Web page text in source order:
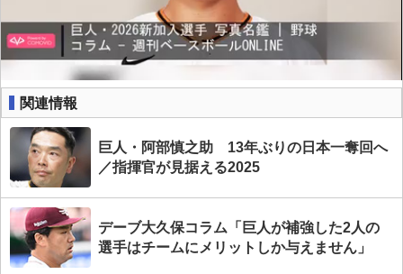
関連情報
巨人・阿部慎之助 13年ぶりの日本一奪回へ
／指揮官が見据える2025
デーブ大久保コラム「巨人が補強した2人の
選手はチームにメリットしか与えません」